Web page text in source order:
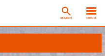
SEARCH MENU